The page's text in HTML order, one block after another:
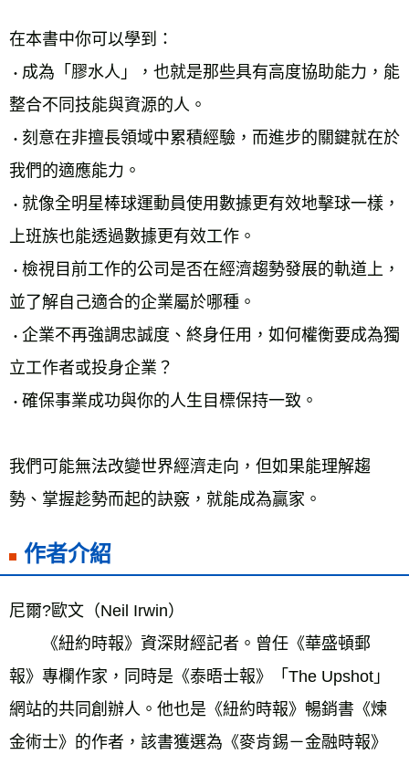
在本書中你可以學到：
・ 成為「膠水人」，也就是那些具有高度協助能力，能
整合不同技能與資源的人。
・ 刻意在非擅長領域中累積經驗，而進步的關鍵就在於
我們的適應能力。
・ 就像全明星棒球運動員使用數據更有效地擊球一樣，
上班族也能透過數據更有效工作。
・ 檢視目前工作的公司是否在經濟趨勢發展的軌道上，
並了解自己適合的企業屬於哪種。
・ 企業不再強調忠誠度、終身任用，如何權衡要成為獨
立工作者或投身企業？
・ 確保事業成功與你的人生目標保持一致。
我們可能無法改變世界經濟走向，但如果能理解趨
勢、掌握趁勢而起的訣竅，就能成為贏家。
作者介紹
尼爾?歐文（Neil Irwin）
《紐約時報》資深財經記者。曾任《華盛頓郵
報》專欄作家，同時是《泰晤士報》「The Upshot」
網站的共同創辦人。他也是《紐約時報》暢銷書《煉
金術士》的作者，該書獲選為《麥肯錫－金融時報》